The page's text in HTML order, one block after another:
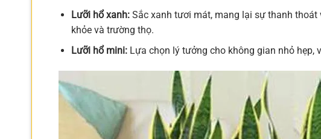
Lưỡi hổ xanh:Sắc xanh tươi mát, mang lại sự thanh thoát
khỏe và trường thọ.
Lưỡi hổ mini:Lựa chọn lý tưởng cho không gian nhỏ hẹp,